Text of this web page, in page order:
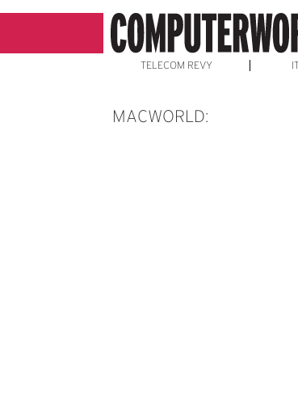
TELECOM REVY
MACWORLD: